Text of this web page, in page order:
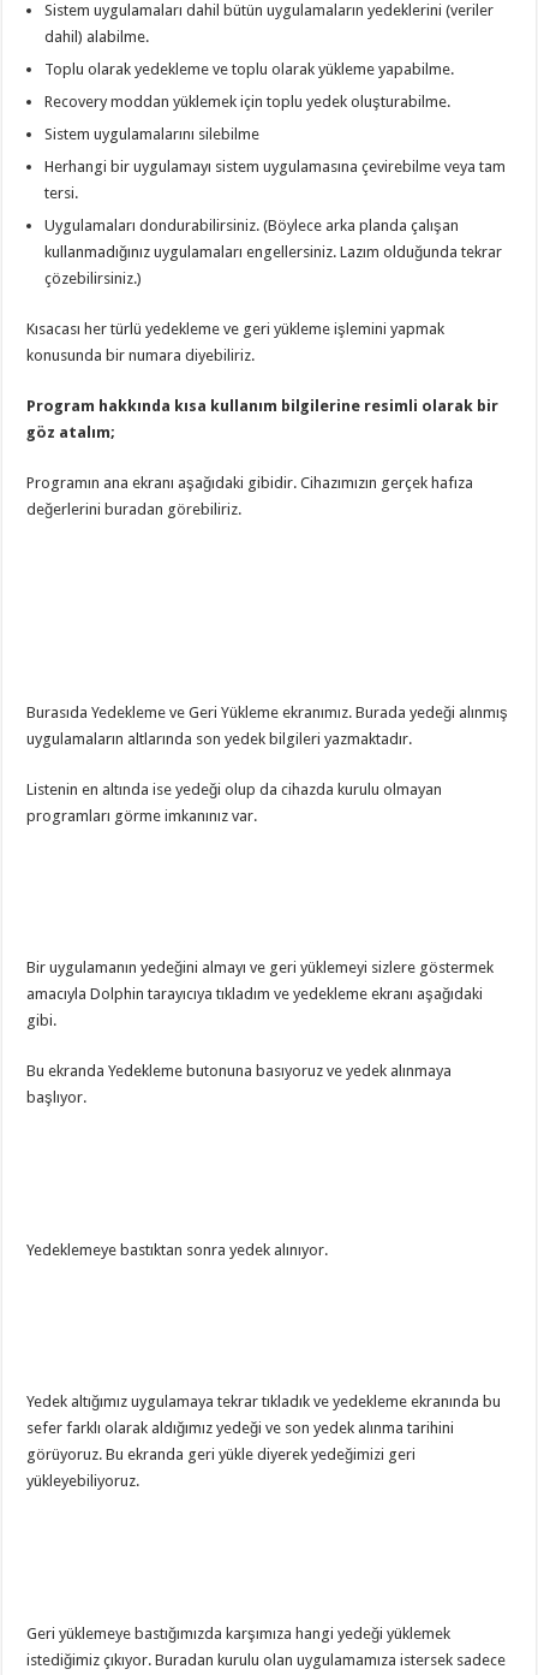
Sistem uygulamaları dahil bütün uygulamaların yedeklerini (veriler
dahil) alabilme.
Toplu olarak yedekleme ve toplu olarak yükleme yapabilme.
Recovery moddan yüklemek için toplu yedek oluşturabilme.
Sistem uygulamalarını silebilme
Herhangi bir uygulamayı sistem uygulamasına çevirebilme veya tam
tersi.
Uygulamaları dondurabilirsiniz. (Böylece arka planda çalışan
kullanmadığınız uygulamaları engellersiniz. Lazım olduğunda tekrar
çözebilirsiniz.)
Kısacası her türlü yedekleme ve geri yükleme işlemini yapmak
konusunda bir numara diyebiliriz.
Program hakkında kısa kullanım bilgilerine resimli olarak bir
göz atalım;
Programın ana ekranı aşağıdaki gibidir. Cihazımızın gerçek hafıza
değerlerini buradan görebiliriz.
Burasıda Yedekleme ve Geri Yükleme ekranımız. Burada yedeği alınmış
uygulamaların altlarında son yedek bilgileri yazmaktadır.
Listenin en altında ise yedeği olup da cihazda kurulu olmayan
programları görme imkanınız var.
Bir uygulamanın yedeğini almayı ve geri yüklemeyi sizlere göstermek
amacıyla Dolphin tarayıcıya tıkladım ve yedekleme ekranı aşağıdaki
gibi.
Bu ekranda Yedekleme butonuna basıyoruz ve yedek alınmaya
başlıyor.
Yedeklemeye bastıktan sonra yedek alınıyor.
Yedek altığımız uygulamaya tekrar tıkladık ve yedekleme ekranında bu
sefer farklı olarak aldığımız yedeği ve son yedek alınma tarihini
görüyoruz. Bu ekranda geri yükle diyerek yedeğimizi geri
yükleyebiliyoruz.
Geri yüklemeye bastığımızda karşımıza hangi yedeği yüklemek
istediğimiz çıkıyor. Buradan kurulu olan uygulamamıza istersek sadece